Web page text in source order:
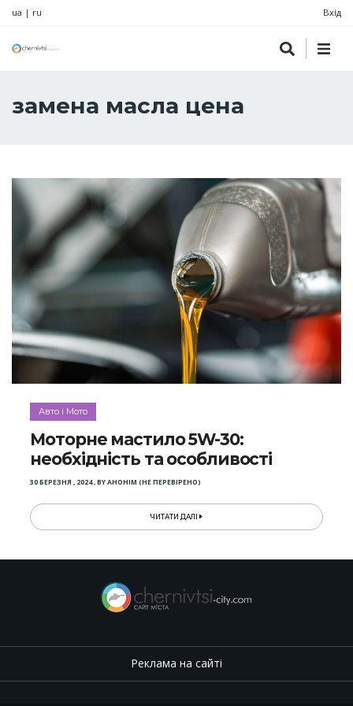
ua | ru Вхід
замена масла цена
Авто і Мото
Моторне мастило 5W-30:
необхідність та особливості
30 БЕРЕЗНЯ , 2024,BYАНОНІМ (НЕ ПЕРЕВІРЕНО)
ЧИТАТИ ДАЛІ
Реклама на сайті